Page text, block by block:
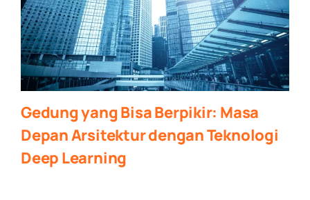
Gedung yang Bisa Berpikir: Masa
Depan Arsitektur dengan Teknologi
Deep Learning